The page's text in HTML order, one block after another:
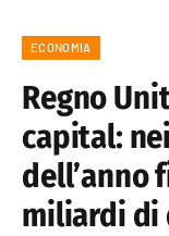
ECONOMIA
Regno
capital:
dell’anno
miliardi di